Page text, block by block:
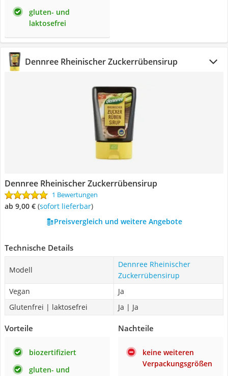
gluten- und
laktosefrei
Dennree Rheinischer Zuckerrübensirup
Dennree Rheinischer Zuckerrübensirup
1 Bewertungen
ab 9,00 € ( Sofort lieferbar)
Preisvergleich und weitere Angebote
Technische Details
Modell
Dennree Rheinischer
Zuckerrübensirup
Vegan
Ja
Glutenfrei | laktosefrei
Ja | Ja
Vorteile
biozertifiziert
gluten- und
Nachteile
keine weiteren
Verpackungsgrößen